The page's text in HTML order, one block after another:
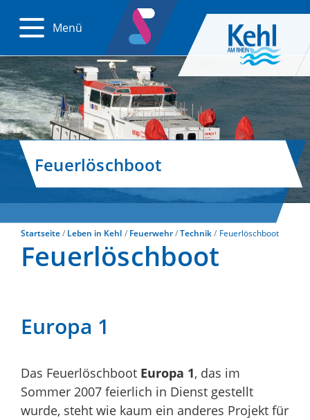
Menü
Feuerlöschboot
Startseite Leben in Kehl Feuerwehr Technik Feuerlöschboot
Feuerlöschboot
Europa 1
Das Feuerlöschboot Europa 1, das im
Sommer 2007 feierlich in Dienst gestellt
wurde, steht wie kaum ein anderes Projekt für